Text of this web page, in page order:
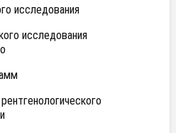
исследования
исследования